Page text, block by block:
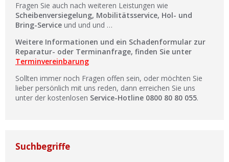
Fragen Sie auch nach weiteren Leistungen wie
Scheibenversiegelung, Mobilitätsservice, Hol- und
Bring-Service und und und …
Weitere Informationen und ein Schadenformular zur
Reparatur- oder Terminanfrage, finden Sie unter
Terminvereinbarung
Sollten immer noch Fragen offen sein, oder möchten Sie
lieber persönlich mit uns reden, dann erreichen Sie uns
unter der kostenlosen Service-Hotline 0800 80 80 055.
Suchbegriffe